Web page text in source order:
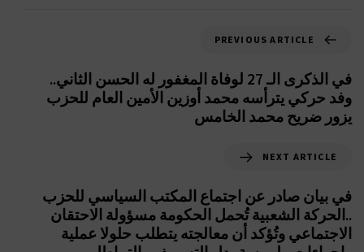
PREVIOUS ARTICLE
في الذكرى الـ 27 لوفاة المغفور له الحسن الثاني..
وفد حركي يترأسه محمد أوزين الأمين العام للحزب
يزور ضريح محمد الخامس
NEXT ARTICLE
في بيان صادر عن اجتماع المكتب السياسي للحزب
..الحركة الشعبية تُحمل الحكومة مسؤولة الاحتقان
الاجتماعي وتُؤكد أن معالجته يتطلب حلولا عملية